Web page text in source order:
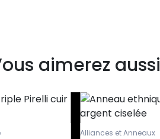
aimerez aussi
Alliances et Anneaux